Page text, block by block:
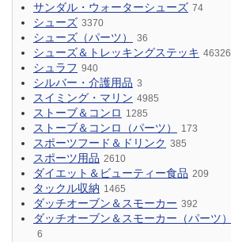
サンダル・ウォーターシューズ 74
シューズ 3370
シューズ（パーツ） 36
シューズ＆トレッキングステッキ 46326
シュラフ 940
シルバー・介護用品 3
スイミング・マリン 4985
ストーブ＆コンロ 1285
ストーブ＆コンロ（パーツ） 173
スポーツフード＆ドリンク 385
スポーツ用品 2610
ダイエット＆ビューティー食品 209
タックル収納 1465
ダッチオーブン＆スモーカー 392
ダッチオーブン＆スモーカー（パーツ）
6